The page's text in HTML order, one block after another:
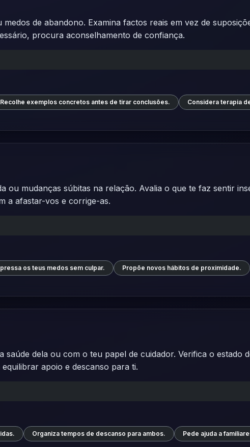
de abandono. Examina factos reais em vez de
procura aconselhamento de confiança.
Recolhe exemplos concretos antes de tirar conclusões. Considera terapia
ou mudanças súbitas na relação. Avalia o que te faz sentir
a afastar-vos e corrige-as.
os teus medos sem culpar. Propõe novos hábitos de proximidade.
dela ou com o teu papel de cuidador. Verifica o estado
apoio e descanso para ti.
Organiza tempos de descanso para ambos. Pede ajuda a